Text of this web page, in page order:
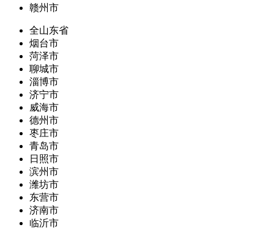
赣州市
全山东省
烟台市
菏泽市
聊城市
淄博市
济宁市
威海市
德州市
枣庄市
青岛市
日照市
滨州市
潍坊市
东营市
济南市
临沂市